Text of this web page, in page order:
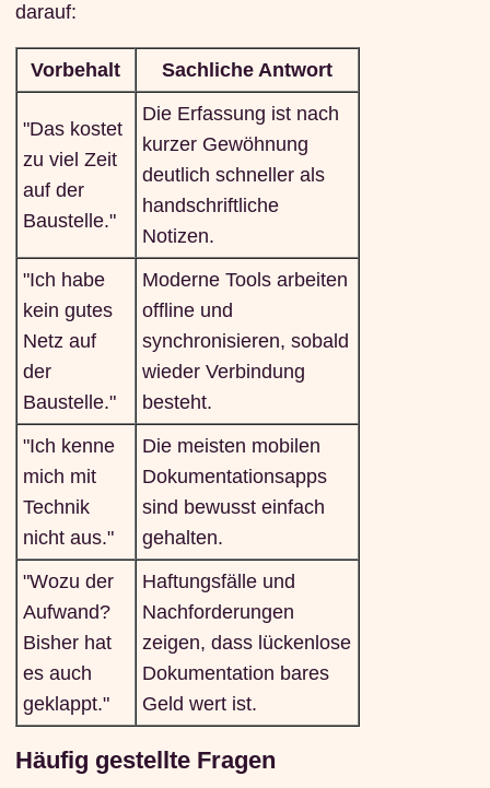
darauf:
Vorbehalt Sachliche Antwort
"Das kostet
zu viel Zeit
auf der
Baustelle."
Die Erfassung ist nach
kurzer Gewöhnung
deutlich schneller als
handschriftliche
Notizen.
"Ich habe
kein gutes
Netz auf
der
Baustelle."
Moderne Tools arbeiten
offline und
synchronisieren, sobald
wieder Verbindung
besteht.
"Ich kenne
mich mit
Technik
nicht aus."
Die meisten mobilen
Dokumentationsapps
sind bewusst einfach
gehalten.
"Wozu der
Aufwand?
Bisher hat
es auch
geklappt."
Haftungsfälle und
Nachforderungen
zeigen, dass lückenlose
Dokumentation bares
Geld wert ist.
Häufig gestellte Fragen